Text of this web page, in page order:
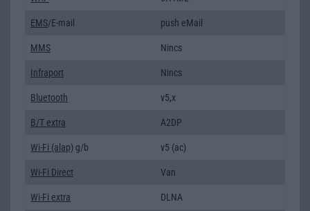
EMS/E-mail push eMail
MMS Nincs
Infraport Nincs
Bluetooth v5,x
B/T extra A2DP
Wi-Fi (alap) g/b v5 (ac)
Wi-Fi Direct Van
Wi-Fi extra DLNA